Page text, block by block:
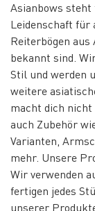
Asianbows
Leidenschaft für
Reiterbögen
bekannt sind.
Stil und werden
weitere
macht dich
auch Zubehör
Varianten,
mehr. Unsere
Wir verwenden
fertigen jedes
unserer